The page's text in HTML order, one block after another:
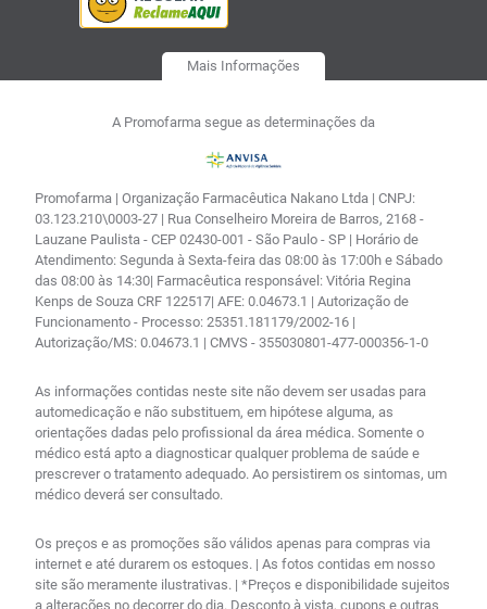
Mais Informações
A Promofarma segue as determinações da
Promofarma | Organização Farmacêutica Nakano Ltda | CNPJ:
03.123.210\0003-27 | Rua Conselheiro Moreira de Barros, 2168 -
Lauzane Paulista - CEP 02430-001 - São Paulo - SP | Horário de
Atendimento: Segunda à Sexta-feira das 08:00 às 17:00h e Sábado
das 08:00 às 14:30| Farmacêutica responsável: Vitória Regina
Kenps de Souza CRF 122517| AFE: 0.04673.1 | Autorização de
Funcionamento - Processo: 25351.181179/2002-16 |
Autorização/MS: 0.04673.1 | CMVS - 355030801-477-000356-1-0
As informações contidas neste site não devem ser usadas para
automedicação e não substituem, em hipótese alguma, as
orientações dadas pelo profissional da área médica. Somente o
médico está apto a diagnosticar qualquer problema de saúde e
prescrever o tratamento adequado. Ao persistirem os sintomas, um
médico deverá ser consultado.
Os preços e as promoções são válidos apenas para compras via
internet e até durarem os estoques. | As fotos contidas em nosso
site são meramente ilustrativas. | *Preços e disponibilidade sujeitos
a alterações no decorrer do dia. Desconto à vista, cupons e outras